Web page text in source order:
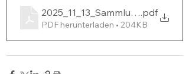
.pdf
PDF herunterladen • 204KB